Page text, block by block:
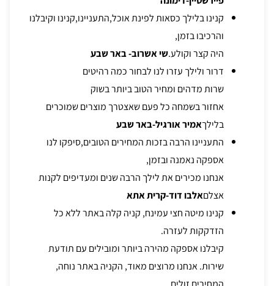
קנינו בלילך כסאות לפינת אוכל,התעניינו,קנינו וקיבלנו
והרכיבו בזמן,
היה קצר וקולע.שי אשרוב- באר שבע
דרור ולילך עזרו לנו לבחור כמה רהיטים
שרות מדהים ומחיר הטוב ביותר בשוק
אחזור בשמחה כל פעם שאצטרך מוצרים שמוכרים
בלילךאמיר אורגיל-באר שבע
התעניינו הרבה בזכות המחירים הטובים,סיפקו לנו
אספקה נאמנה ובזמן,
אנחנו מכירים את לילך הרבה שנים ומעדיפים לקנות
אצלםאלבו דוד-קרית אתא
קנינו מיטה חצי עמינח, קניה קלה באתר ללא כל
הזדקקות לעזרה.
קיבלנו אספקה מהירה ביותר ומובילים עם תודעת
שירות. אנחנו מרוצים מאוד, הקניה באתר נוחה,